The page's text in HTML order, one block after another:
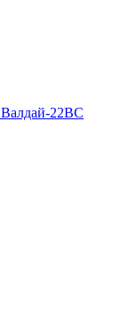
22ВС